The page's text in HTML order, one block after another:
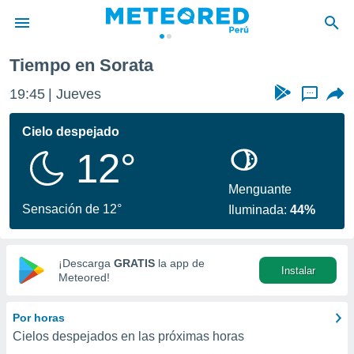
de
ha sido
calidad.
a este
las
y
digital
basada
Tiempo en Sorata
19:45 Jueves ...
Cielo despejado
12°
Sensación de 12°
Menguante
Iluminada:44%
¡Descarga GRATIS la app de
Meteored!
Instalar
Por horas
Cielos despejados en las próximas horas